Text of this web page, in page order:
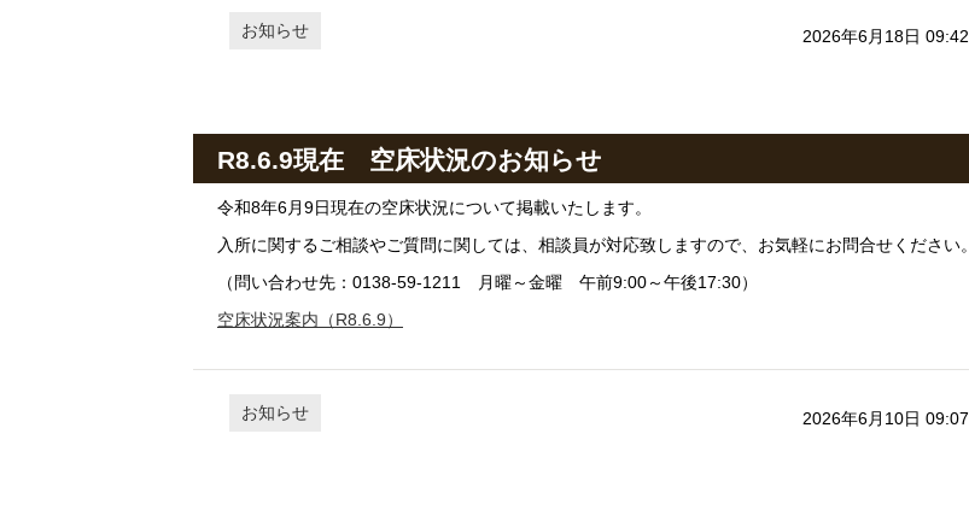
お知らせ 2026年6月18日 09:42
R8.6.9現在 空床状況のお知らせ
令和8年6月9日現在の空床状況について掲載いたします。
入所に関するご相談やご質問に関しては、相談員が対応致しますので、お気軽にお問合せください。
（問い合わせ先：0138-59-1211 月曜～金曜 午前9:00～午後17:30）
空床状況案内（R8.6.9）
お知らせ 2026年6月10日 09:07